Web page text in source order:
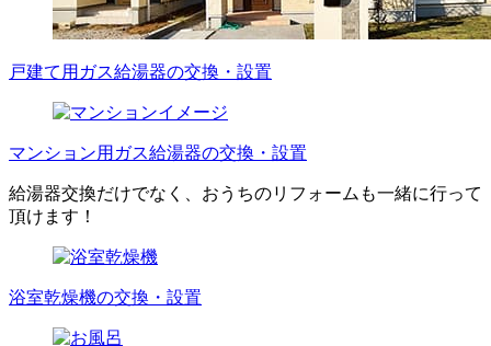
戸建て用ガス給湯器の交換・設置
マンション用ガス給湯器の交換・設置
給湯器交換だけでなく、おうちのリフォームも一緒に行って
頂けます！
浴室乾燥機の交換・設置